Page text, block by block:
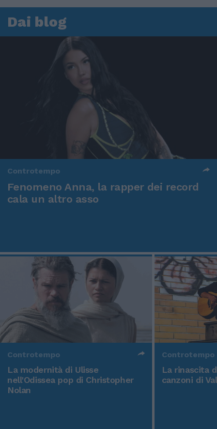
Dai blog
Controtempo
Fenomeno Anna, la rapper dei record
cala un altro asso
Controtempo
La modernità di Ulisse
nell'Odissea pop di Christopher
Nolan
Controtempo
La rinascita
canzoni di